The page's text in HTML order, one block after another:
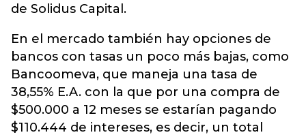
de Solidus Capital.
En el mercado también hay opciones de
bancos con tasas un poco más bajas, como
Bancoomeva, que maneja una tasa de
38,55% E.A. con la que por una compra de
$500.000 a 12 meses se estarían pagando
$110.444 de intereses, es decir, un total